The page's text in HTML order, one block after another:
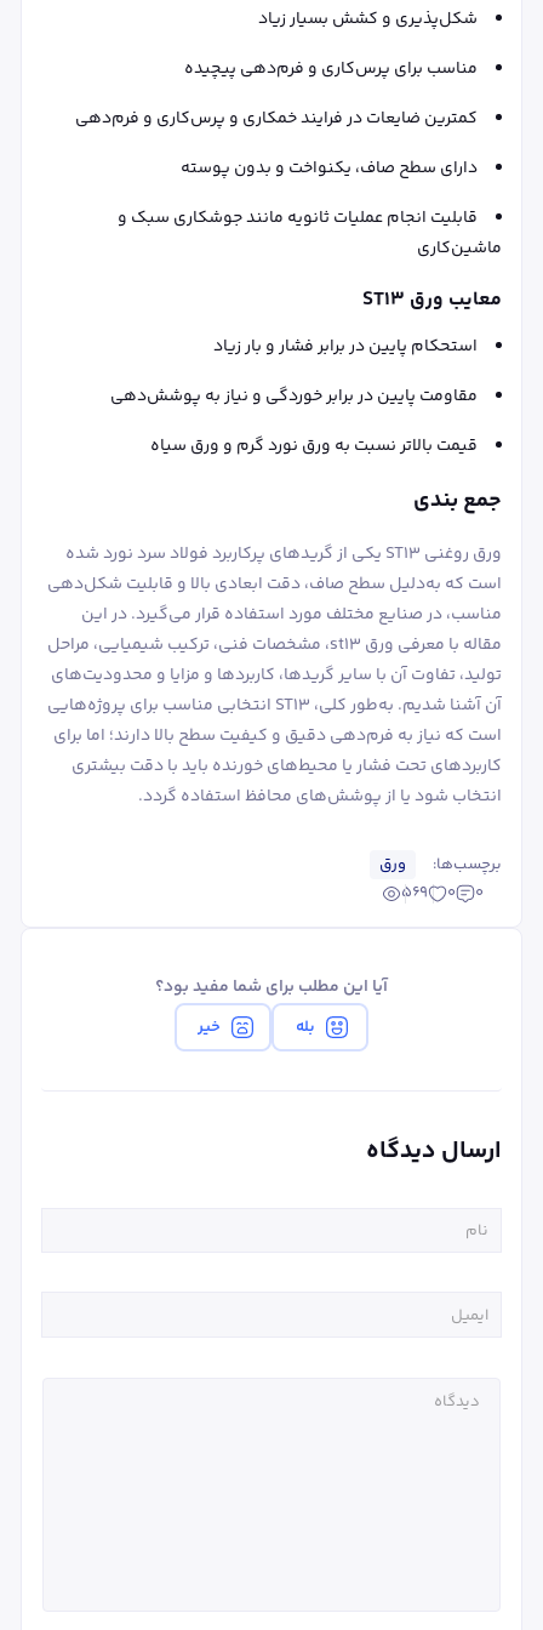
شکل‌پذیری و کشش بسیار زیاد
مناسب برای پرس‌کاری و فرم‌دهی پیچیده
کمترین ضایعات در فرایند خمکاری و پرس‌کاری و فرم‌دهی
دارای سطح صاف، یکنواخت و بدون پوسته
قابلیت انجام عملیات ثانویه مانند جوشکاری سبک و
ماشین‌کاری
معایب ورق ST13
استحکام پایین در برابر فشار و بار زیاد
مقاومت پایین در برابر خوردگی و نیاز به پوشش‌دهی
قیمت بالاتر نسبت به ورق نورد گرم و ورق سیاه
جمع بندی
ورق روغنی ST13 یکی از گریدهای پرکاربرد فولاد سرد نورد شده
است که به‌دلیل سطح صاف، دقت ابعادی بالا و قابلیت شکل‌دهی
مناسب، در صنایع مختلف مورد استفاده قرار می‌گیرد. در این
مقاله با معرفی ورق st13، مشخصات فنی، ترکیب شیمیایی، مراحل
تولید، تفاوت آن با سایر گریدها، کاربردها و مزایا و محدودیت‌های
آن آشنا شدیم. به‌طور کلی، ST13 انتخابی مناسب برای پروژه‌هایی
است که نیاز به فرم‌دهی دقیق و کیفیت سطح بالا دارند؛ اما برای
کاربردهای تحت فشار یا محیط‌های خورنده باید با دقت بیشتری
انتخاب شود یا از پوشش‌های محافظ استفاده گردد.
برچسب‌ها:
ورق
0
0
569
آیا این مطلب برای شما مفید بود؟
بله خیر
ارسال دیدگاه